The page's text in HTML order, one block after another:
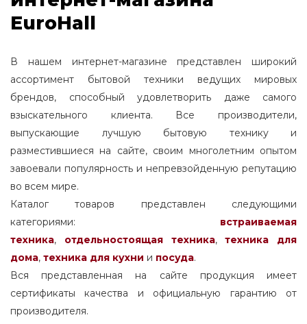
asko стиральная машина 5 или 7 серии
какой привод у стиральных машин asko
в чем различие стиральных машин asko
как перезапустить стиральную машину
asko
сальник для стиральной машины asko
asko стиральная машина 6 серия
asko стиральная машина чье
производство
стекло для стиральной машины asko
для обуви asko
EuroHall
В нашем интернет-магазине представлен широкий
ассортимент бытовой техники ведущих мировых
брендов, способный удовлетворить даже самого
взыскательного клиента. Все производители,
выпускающие лучшую бытовую технику и
разместившиеся на сайте, своим многолетним опытом
завоевали популярность и непревзойденную репутацию
во всем мире.
Каталог товаров представлен следующими
категориями: встраиваемая
техника, отдельностоящаятехника,
техника для
дома, техника для кухни и посуда.
Вся представленная на сайте продукция имеет
сертификаты качества и официальную гарантию от
производителя.